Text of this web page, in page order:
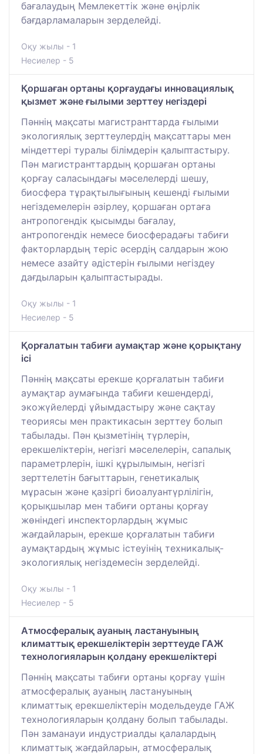
бағалаудың Мемлекеттік және өңірлік
бағдарламаларын зерделейді.
Оқу жылы - 1
Несиелер - 5
Қоршаған ортаны қорғаудағы инновациялық
қызмет және ғылыми зерттеу негіздері
Пәннің мақсаты магистранттарда ғылыми
экологиялық зерттеулердің мақсаттары мен
міндеттері туралы білімдерін қалыптастыру.
Пән магистранттардың қоршаған ортаны
қорғау саласындағы мәселелерді шешу,
биосфера тұрақтылығының кешенді ғылыми
негіздемелерін әзірлеу, қоршаған ортаға
антропогендік қысымды бағалау,
антропогендік немесе биосферадағы табиғи
факторлардың теріс әсердің салдарын жою
немесе азайту әдістерін ғылыми негіздеу
дағдыларын қалыптастырады.
Оқу жылы - 1
Несиелер - 5
Қорғалатын табиғи аумақтар және қорықтану
ісі
Пәннің мақсаты ерекше қорғалатын табиғи
аумақтар аумағында табиғи кешендерді,
экожүйелерді ұйымдастыру және сақтау
теориясы мен практикасын зерттеу болып
табылады. Пән қызметінің түрлерін,
ерекшеліктерін, негізгі мәселелерін, сапалық
параметрлерін, ішкі құрылымын, негізгі
зерттелетін бағыттарын, генетикалық
мұрасын және қазіргі биоалуантүрлілігін,
қорықшылар мен табиғи ортаны қорғау
жөніндегі инспекторлардың жұмыс
жағдайларын, ерекше қорғалатын табиғи
аумақтардың жұмыс істеуінің техникалық-
экологиялық негіздемесін зерделейді.
Оқу жылы - 1
Несиелер - 5
Атмосфералық ауаның ластануының
климаттық ерекшеліктерін зерттеуде ГАЖ
технологияларын қолдану ерекшеліктері
Пәннің мақсаты табиғи ортаны қорғау үшін
атмосфералық ауаның ластануының
климаттық ерекшеліктерін модельдеуде ГАЖ
технологияларын қолдану болып табылады.
Пән заманауи индустриалды қалалардың
климаттық жағдайларын, атмосфералық